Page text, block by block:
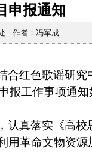
申报通知
作者：冯军成
红色歌谣研
报工作事项通知
真落实《高
革命文物资源